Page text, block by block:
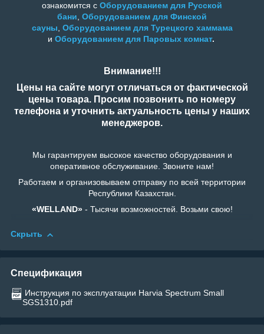
ознакомится с Оборудованием для Русской
бани, Оборудованием для Финской
сауны, Оборудованием для Турецкого хаммама
и Оборудованием для Паровых комнат.
Внимание!!!
Цены на сайте могут отличаться от фактической
цены товара. Просим позвонить по номеру
телефона и уточнить актуальность цены у наших
менеджеров.
Мы гарантируем высокое качество оборудования и
оперативное обслуживание. Звоните нам!
Работаем и организовываем отправку по всей территории
Республики Казахстан.
«WELLAND»- Тысячи возможностей. Возьми свою!
Скрыть
Спецификация
Инструкция по эксплуатации Harvia Spectrum Small
SGS1310.pdf